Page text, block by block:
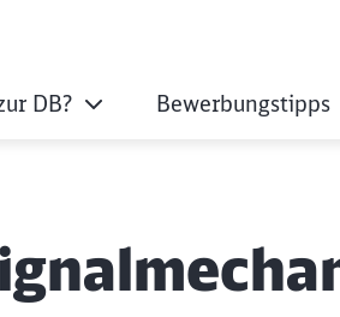
DB? Bewerbungstipps